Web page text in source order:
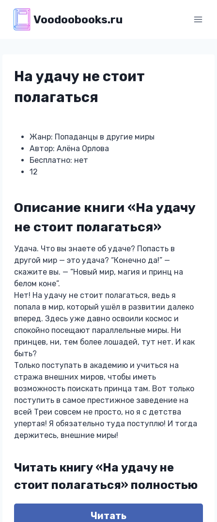
содержимому
Voodoobooks.ru
На удачу не стоит
полагаться
Жанр: Попаданцы в другие миры
Автор: Алёна Орлова
Бесплатно: нет
12
Описание книги «На удачу
не стоит полагаться»
Удача. Что вы знаете об удаче? Попасть в
другой мир — это удача? “Конечно да!” —
скажите вы. — “Новый мир, магия и принц на
белом коне”.
Нет! На удачу не стоит полагаться, ведь я
попала в мир, который ушёл в развитии далеко
вперед. Здесь уже давно освоили космос и
спокойно посещают параллельные миры. Ни
принцев, ни, тем более лошадей, тут нет. И как
быть?
Только поступать в академию и учиться на
стража внешних миров, чтобы иметь
возможность поискать принца там. Вот только
поступить в самое престижное заведение на
всей Треи совсем не просто, но я с детства
упертая! Я обязательно туда поступлю! И тогда
держитесь, внешние миры!
Читать книгу «На удачу не
стоит полагаться» полностью
Читать